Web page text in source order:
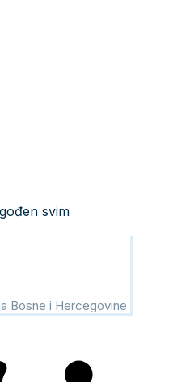
svim
Bosne i Hercegovine